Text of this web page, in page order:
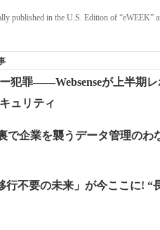
published in the U.S. Edition of “eWEEK”
犯罪――Websenseが上半期レ
ュリティ